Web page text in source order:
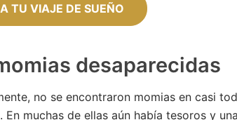
TU VIAJE DE SUEÑO
desaparecidas
no se encontraron momias en casi
En muchas de ellas aún había tesoros y